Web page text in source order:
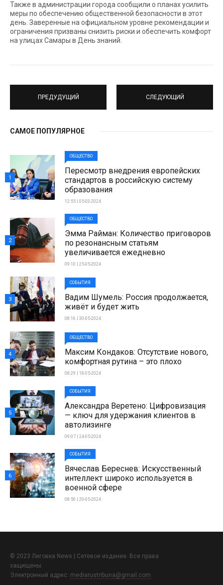
Также в администрации города сообщили о планах усилить
меры по обеспечению общественной безопасности в этот
день. Заверенные на официальном уровне рекомендации и
ограничения призваны снизить риски и обеспечить комфорт
на улицах Самары в День знаний.
ПРЕДУДУЩИЙ СЛЕДУЮЩИЙ
САМОЕ ПОПУЛЯРНОЕ
ОБЩЕСТВО
Пересмотр внедрения европейских
стандартов в российскую систему
образования
12:55 | 05-03-2024
1
ОБЩЕСТВО
Эмма Райман: Количество приговоров
по резонансным статьям
увеличивается ежедневно
09:10 | 25-05-2024
2
СОБЫТИЯ
Вадим Шумель: Россия продолжается,
живёт и будет жить
08:16 | 30-05-2024
3
ОБЩЕСТВО
Максим Кондаков: Отсутствие нового,
комфортная рутина – это плохо
08:29 | 18-05-2024
4
СОБЫТИЯ
Александра Веретено: Цифровизация
— ключ для удержания клиентов в
автолизинге
09:07 | 24-05-2024
5
СОБЫТИЯ
Вячеслав Береснев: Искусственный
интеллект широко используется в
военной сфере
08:50 | 20-05-2024
6
© 2023 Лиговка News | Сетевое издание. Все права
защищены.
Электронный адрес: mediarustribuna@gmail.com